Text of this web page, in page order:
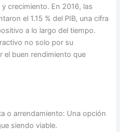
crecimiento. En 2016, las
el 1.15 % del PIB, una cifra
a lo largo del tiempo.
no solo por su
el buen rendimiento que
o arrendamiento: Una opción
siendo viable.